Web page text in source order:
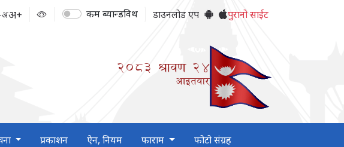
अअ+ कम ब्यान्डविथ डाउनलोड एप पुरानो साईट
2083 श्रावण 24
आइतवार
प्रकाशन ऐन, नियम फाराम फोटो संग्रह